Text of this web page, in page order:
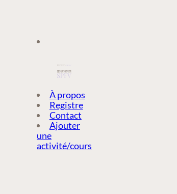
À PROPOS
REGISTRE
À propos
Registre
Contact
Ajouter
une
activité/cours